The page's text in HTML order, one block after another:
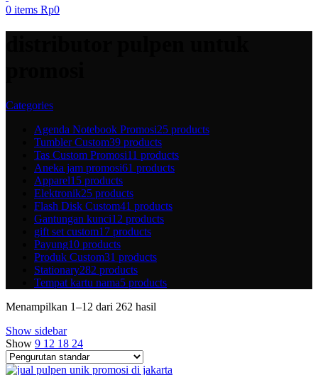
0 items Rp0
Categories
Agenda Notebook Promosi25 products
Tumbler Custom39 products
Tas Custom Promosi11 products
Aneka jam promosi61 products
Apparel15 products
Elektronik25 products
Flash Disk Custom41 products
Gantungan kunci12 products
gift set custom17 products
Payung10 products
Produk Custom31 products
Stationary282 products
Tempat kartu nama5 products
Menampilkan 1–12 dari 262 hasil
Show sidebar
Show 9 12 18 24